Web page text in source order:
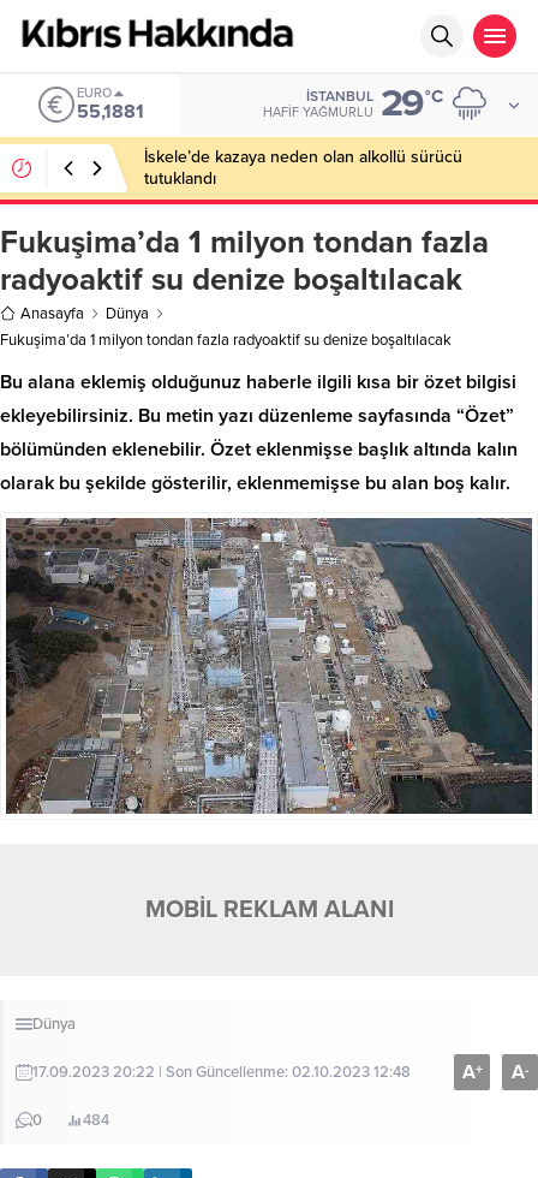
EURO
55,1881
İSTANBUL
HAFIF YAĞMURLU 29°C
İskele’de kazaya neden olan alkollü sürücü
tutuklandı
Fukuşima’da 1 milyon tondan fazla
radyoaktif su denize boşaltılacak
Anasayfa
Dünya
Fukuşima’da 1 milyon tondan fazla radyoaktif su denize boşaltılacak
Bu alana eklemiş olduğunuz haberle ilgili kısa bir özet bilgisi
ekleyebilirsiniz. Bu metin yazı düzenleme sayfasında “Özet”
bölümünden eklenebilir. Özet eklenmişse başlık altında kalın
olarak bu şekilde gösterilir, eklenmemişse bu alan boş kalır.
MOBİL REKLAM ALANI
Dünya
17.09.2023 20:22 | Son Güncellenme: 02.10.2023 12:48
0 484
A+ A-